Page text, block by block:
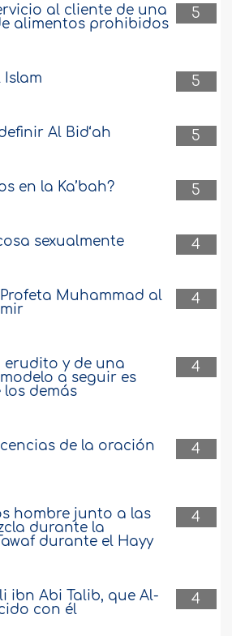
5
al cliente de una
alimentos prohibidos
5
Islam
5
Al Bid‘ah
5
en la Ka’bah?
4
sexualmente
4
Muhammad al
4
erudito y de una
a seguir es
demás
4
de la oración
4
hombre junto a las
durante la
durante el Hayy
4
ibn Abi Talib, que Al-
con él